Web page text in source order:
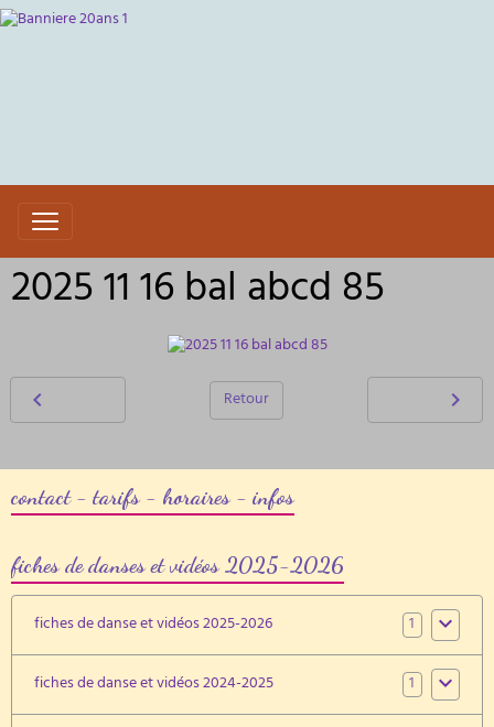
2025 11 16 bal abcd 85
Retour
contact - tarifs - horaires - infos
fiches de danses et vidéos 2025-2026
fiches de danse et vidéos 2025-2026 1
fiches de danse et vidéos 2024-2025 1